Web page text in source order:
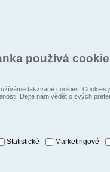
používá
takzvané cookies.
Dejte nám vědět o svých
Statistické Marketingové